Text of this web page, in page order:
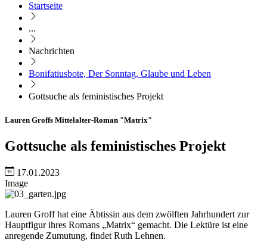
Startseite
...
Nachrichten
Bonifatiusbote, Der Sonntag, Glaube und Leben
Gottsuche als feministisches Projekt
Lauren Groffs Mittelalter-Roman "Matrix"
Gottsuche als feministisches Projekt
17.01.2023
Image
Lauren Groff hat eine Äbtissin aus dem zwölften Jahrhundert zur
Hauptfigur ihres Romans „Matrix“ gemacht. Die Lektüre ist eine
anregende Zumutung, findet Ruth Lehnen.